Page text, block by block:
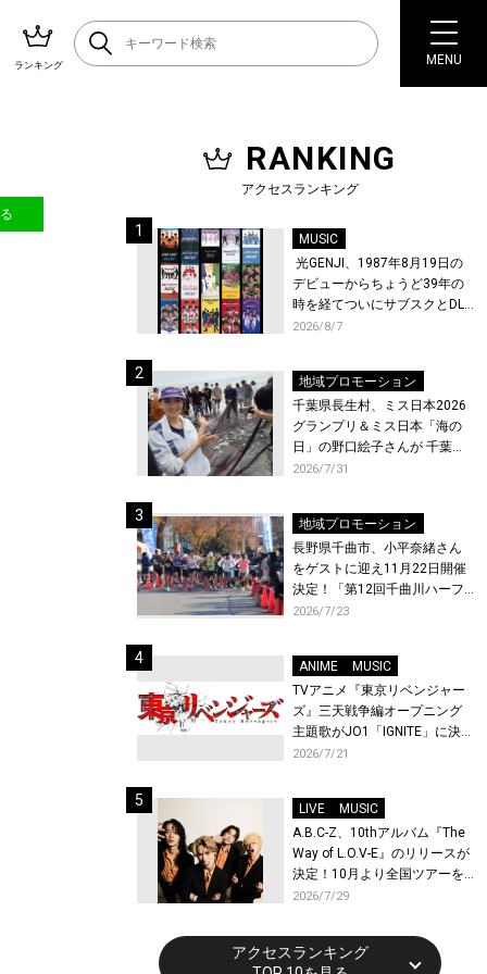
ランキング MENU
RANKING
アクセスランキング
MUSIC
光GENJI、1987年8月19日の
デビューからちょうど39年の
時を経てついにサブスクとDL
配信が解禁！
2026/8/7
地域プロモーション
千葉県長生村、ミス日本2026
グランプリ＆ミス日本「海の
日」の野口絵子さんが 千葉県
唯一の村・長生村で地引網を
2026/7/31
地域プロモーション
長野県千曲市、小平奈緒さん
をゲストに迎え11月22日開催
決定！「第12回千曲川ハーフ
マラソン」エントリー受付開
2026/7/23
ANIME
MUSIC
TVアニメ『東京リベンジャー
ズ』三天戦争編オープニング
主題歌がJO1「IGNITE」に決
定！メンバー全員から喜びと
先行上映会を開催！
2026/7/21
LIVE
MUSIC
A.B.C-Z、10thアルバム『The
Way of L.O.V-E』のリリースが
決定！10月より全国ツアーを
開催！
2026/7/29
アクセスランキング